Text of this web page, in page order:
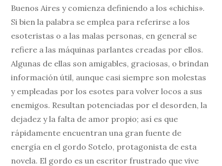
Buenos Aires y comienza definiendo a los «chichis».
Si bien la palabra se emplea para referirse a los
esoteristas o a las malas personas, en general se
refiere a las máquinas parlantes creadas por ellos.
Algunas de ellas son amigables, graciosas, o brindan
información útil, aunque casi siempre son molestas
y empleadas por los esotes para volver locos a sus
enemigos. Resultan potenciadas por el desorden, la
dejadez y la falta de amor propio; así es que
rápidamente encuentran una gran fuente de
energía en el gordo Sotelo, protagonista de esta
novela. El gordo es un escritor frustrado que vive